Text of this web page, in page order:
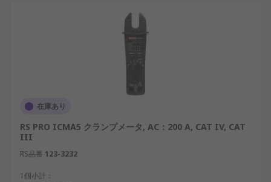
在庫あり
RS PRO ICMA5 クランプメータ, AC：200 A, CAT IV, CAT
III
RS品番 123-3232
1個小計：